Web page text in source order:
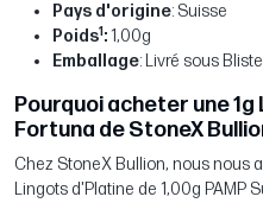
Pays d'origine: Suisse
Poids1: 1,00g
Emballage: Livré sous
Pourquoi acheter une 1g
Fortuna de StoneX
Chez StoneX Bullion, nous nous
Lingots d'Platine de 1,00g PAMP